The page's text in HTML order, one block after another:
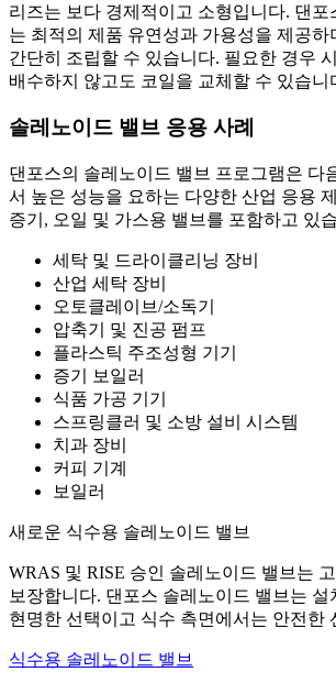
리즈는 보다 경제적이고 소형입니다. 댄포
는 최적의 제품 유연성과 가용성을 제공하
간단히 조립할 수 있습니다. 필요한 경우
배수하지 않고도 코일을 교체할 수 있습니
솔레노이드 밸브 응용 사례
댄포스의 솔레노이드 밸브 프로그램은 다
서 높은 성능을 요하는 다양한 산업 응용
증기, 오일 및 가스용 밸브를 포함하고 있
세탁 및 드라이클리닝 장비
산업 세탁 장비
오토클레이브/소독기
압축기 및 진공 펌프
플라스틱 주조성형 기기
증기 보일러
식품 가공 기기
스프링클러 및 소방 설비 시스템
치과 장비
커피 기계
보일러
새로운 식수용 솔레노이드 밸브
WRAS 및 RISE 승인 솔레노이드 밸브는
보장합니다. 댄포스 솔레노이드 밸브는
현명한 선택이고 식수 측면에서는 안전한
식수용 솔레노이드 밸브